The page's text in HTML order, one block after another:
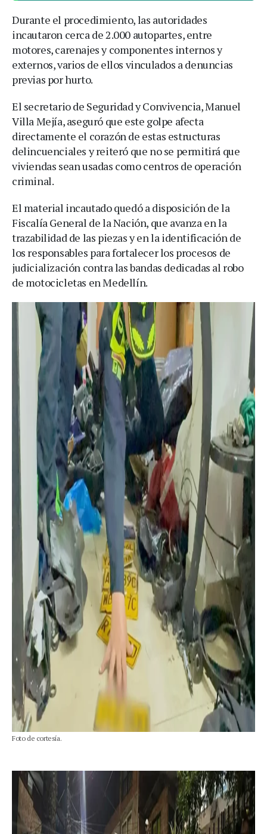
Durante el procedimiento, las autoridades
incautaron cerca de 2.000 autopartes, entre
motores, carenajes y componentes internos y
externos, varios de ellos vinculados a denuncias
previas por hurto.
El secretario de Seguridad y Convivencia, Manuel
Villa Mejía, aseguró que este golpe afecta
directamente el corazón de estas estructuras
delincuenciales y reiteró que no se permitirá que
viviendas sean usadas como centros de operación
criminal.
El material incautado quedó a disposición de la
Fiscalía General de la Nación, que avanza en la
trazabilidad de las piezas y en la identificación de
los responsables para fortalecer los procesos de
judicialización contra las bandas dedicadas al robo
de motocicletas en Medellín.
Foto de cortesía.